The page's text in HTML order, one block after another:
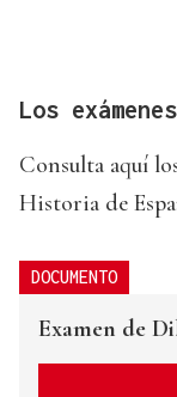
Los
Consulta aquí
Historia de
DOCUMENTO
Examen de